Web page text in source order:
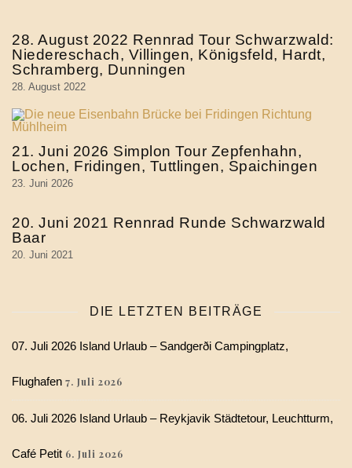
28. August 2022 Rennrad Tour Schwarzwald:
Niedereschach, Villingen, Königsfeld, Hardt,
Schramberg, Dunningen
28. August 2022
21. Juni 2026 Simplon Tour Zepfenhahn,
Lochen, Fridingen, Tuttlingen, Spaichingen
23. Juni 2026
20. Juni 2021 Rennrad Runde Schwarzwald
Baar
20. Juni 2021
DIE LETZTEN BEITRÄGE
07. Juli 2026 Island Urlaub – Sandgerði Campingplatz,
Flughafen 7. Juli 2026
06. Juli 2026 Island Urlaub – Reykjavik Städtetour, Leuchtturm,
Café Petit 6. Juli 2026